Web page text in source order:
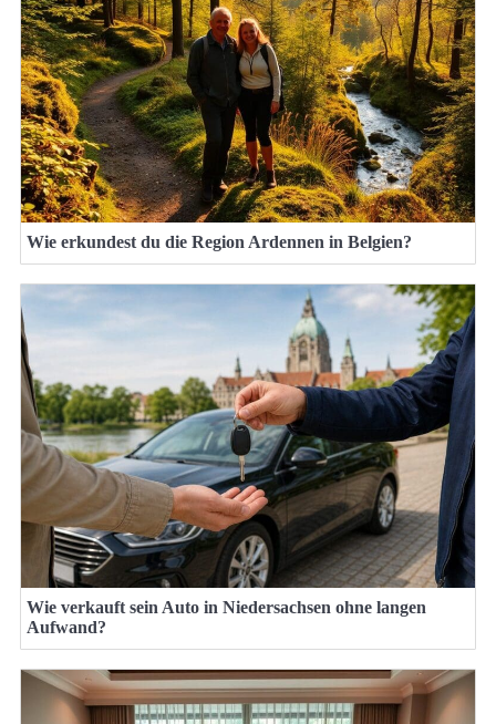
Wie erkundest du die Region Ardennen in Belgien?
Wie verkauft sein Auto in Niedersachsen ohne langen
Aufwand?